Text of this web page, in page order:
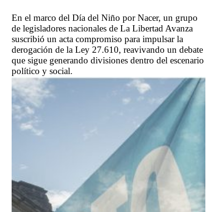
En el marco del Día del Niño por Nacer, un grupo
de legisladores nacionales de La Libertad Avanza
suscribió un acta compromiso para impulsar la
derogación de la Ley 27.610, reavivando un debate
que sigue generando divisiones dentro del escenario
político y social.